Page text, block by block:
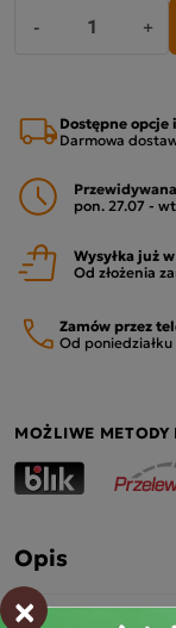
- +
Dostępne
Darmowa
pon. 27.07 -
Wysyłka już
Od złożenia
Zamów przez
Od
MOŻLIWE
Opis
×